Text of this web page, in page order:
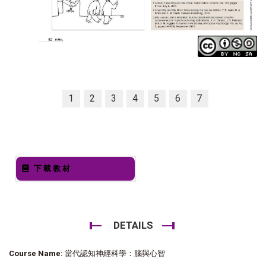
1 2 3 4 5 6 7
下載教材
DETAILS
Course Name: 當代認知神經科學：腦與心智